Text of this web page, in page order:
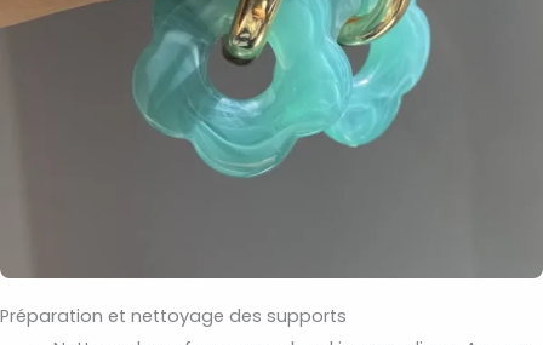
Préparation et nettoyage des supports